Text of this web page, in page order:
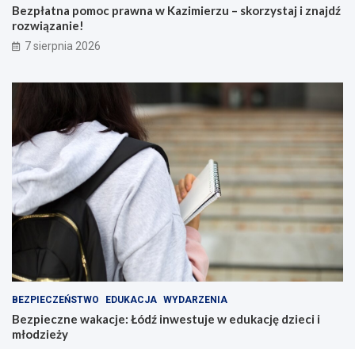
Bezpłatna pomoc prawna w Kazimierzu – skorzystaj i znajdź
rozwiązanie!
7 sierpnia 2026
BEZPIECZEŃSTWO EDUKACJA WYDARZENIA
Bezpieczne wakacje: Łódź inwestuje w edukację dzieci i
młodzieży